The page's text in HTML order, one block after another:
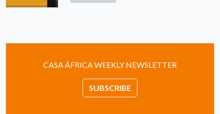
CASA ÁFRICA WEEKLY NEWSLETTER
SUBSCRIBE